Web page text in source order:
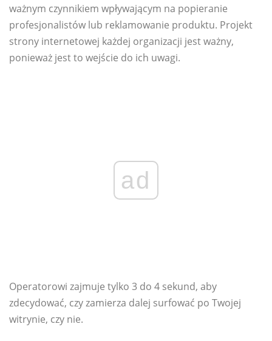
ważnym czynnikiem wpływającym na popieranie
profesjonalistów lub reklamowanie produktu. Projekt
strony internetowej każdej organizacji jest ważny,
ponieważ jest to wejście do ich uwagi.
ad
Operatorowi zajmuje tylko 3 do 4 sekund, aby
zdecydować, czy zamierza dalej surfować po Twojej
witrynie, czy nie.